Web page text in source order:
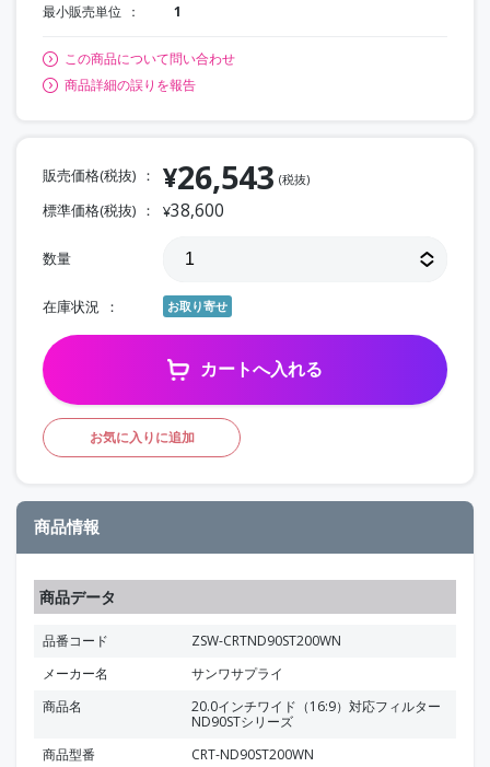
最小販売単位 1
この商品について問い合わせ
商品詳細の誤りを報告
販売価格(税抜) ¥26,543 (税抜)
標準価格(税抜) ¥38,600
数量
在庫状況 お取り寄せ
カートへ入れる
お気に入りに追加
商品情報
商品データ
品番コード
ZSW-CRTND90ST200WN
メーカー名
サンワサプライ
商品名
20.0インチワイド（16:9）対応フィルター
ND90STシリーズ
商品型番
CRT-ND90ST200WN